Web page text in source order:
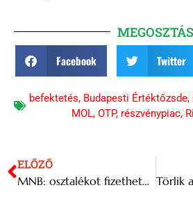
MEGOSZTÁS
Facebook Twitter
befektetés, Budapesti Értéktőzsde,
MOL, OTP, részvénypiac,
ELŐZŐ
MNB: osztalékot fizethetnek a biztosítók